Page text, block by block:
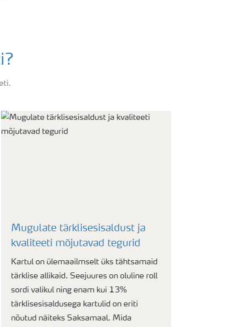
Mugulate tärklisesisaldust ja
kvaliteeti mõjutavad tegurid
Kartul on ülemaailmselt üks tähtsamaid
tärklise allikaid. Seejuures on oluline roll
sordi valikul ning enam kui 13%
tärklisesisaldusega kartulid on eriti
nõutud näiteks Saksamaal. Mida